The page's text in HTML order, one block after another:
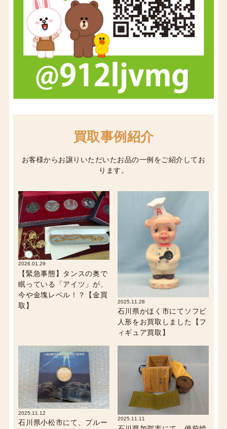
買取事例紹介
お客様からお譲りいただいたお品の一例をご紹介してお
ります。
2026.01.29
【緊急事態】タンスの奥で
眠っている「アイツ」が、
今や金塊レベル！？【金買
取】
2025.11.28
石川県かほく市にてソフビ
人形をお買取しました【フ
ィギュア買取】
2025.11.12
石川県小松市にて、プルー
2025.11.11